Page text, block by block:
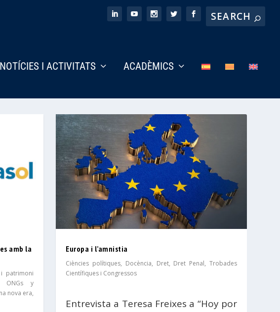
NOTÍCIES I ACTIVITATS ACADÈMICS
amb la
patrimoni
ONGs y
nova era,
Europa i l’amnistia
Ciències polítiques, Docència, Dret, Dret Penal, Trobades
Científiques i Congressos
Entrevista a Teresa Freixes a “Hoy por